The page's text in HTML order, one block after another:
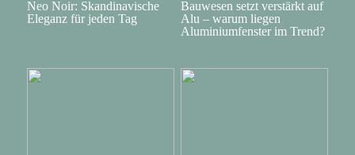
Neo Noir: Skandinavische
Eleganz für jeden Tag
Bauwesen setzt verstärkt auf
Alu – warum liegen
Aluminiumfenster im Trend?